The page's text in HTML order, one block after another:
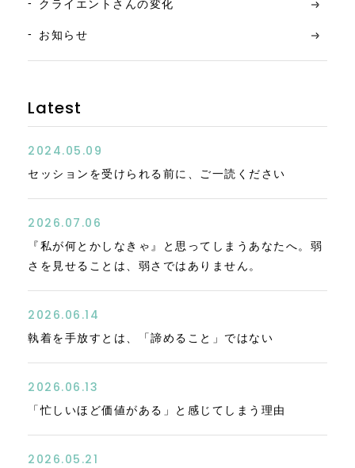
クライエントさんの変化
お知らせ
Latest
2024.05.09
セッションを受けられる前に、ご一読ください
2026.07.06
『私が何とかしなきゃ』と思ってしまうあなたへ。弱
さを見せることは、弱さではありません。
2026.06.14
執着を手放すとは、「諦めること」ではない
2026.06.13
「忙しいほど価値がある」と感じてしまう理由
2026.05.21